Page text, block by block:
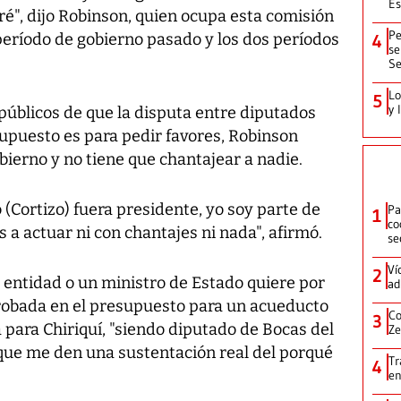
dijo Robinson, quien ocupa esta comisión
de gobierno pasado y los dos períodos
de que la disputa entre diputados
es para pedir favores, Robinson
y no tiene que chantajear a nadie.
fuera presidente, yo soy parte de
a actuar ni con chantajes ni nada", afirmó.
o un ministro de Estado quiere por
en el presupuesto para un acueducto
Chiriquí, "siendo diputado de Bocas del
me den una sustentación real del porqué
4
5 y
1
2
3
4